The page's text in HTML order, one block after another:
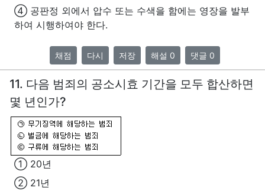
④ 공판정 외에서 압수 또는 수색을 함에는 영장을 발부
하여 시행하여야 한다.
채점 다시 저장 해설 0 댓글 0
11. 다음 범죄의 공소시효 기간을 모두 합산하면
몇 년인가?
① 20년
② 21년